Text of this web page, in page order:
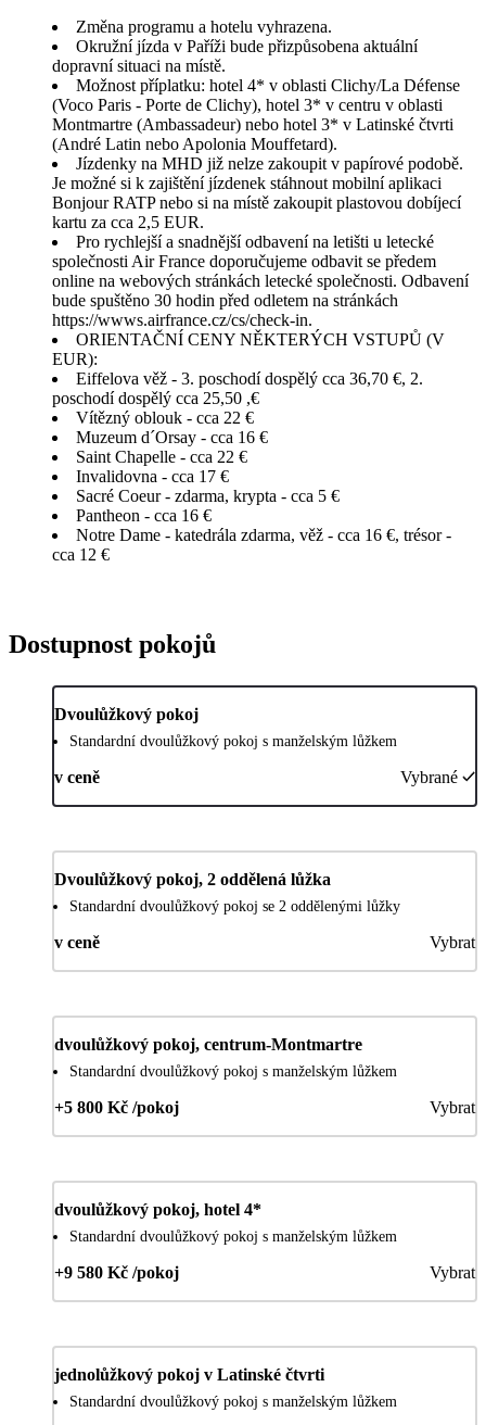
Změna programu a hotelu vyhrazena.
Okružní jízda v Paříži bude přizpůsobena aktuální
dopravní situaci na místě.
Možnost příplatku: hotel 4* v oblasti Clichy/La Défense
(Voco Paris - Porte de Clichy), hotel 3* v centru v oblasti
Montmartre (Ambassadeur) nebo hotel 3* v Latinské čtvrti
(André Latin nebo Apolonia Mouffetard).
Jízdenky na MHD již nelze zakoupit v papírové podobě.
Je možné si k zajištění jízdenek stáhnout mobilní aplikaci
Bonjour RATP nebo si na místě zakoupit plastovou dobíjecí
kartu za cca 2,5 EUR.
Pro rychlejší a snadnější odbavení na letišti u letecké
společnosti Air France doporučujeme odbavit se předem
online na webových stránkách letecké společnosti. Odbavení
bude spuštěno 30 hodin před odletem na stránkách
https://wwws.airfrance.cz/cs/check-in.
ORIENTAČNÍ CENY NĚKTERÝCH VSTUPŮ (V
EUR):
Eiffelova věž - 3. poschodí dospělý cca 36,70 €, 2.
poschodí dospělý cca 25,50 ,€
Vítězný oblouk - cca 22 €
Muzeum d´Orsay - cca 16 €
Saint Chapelle - cca 22 €
Invalidovna - cca 17 €
Sacré Coeur - zdarma, krypta - cca 5 €
Pantheon - cca 16 €
Notre Dame - katedrála zdarma, věž - cca 16 €, trésor -
cca 12 €
Dostupnost pokojů
Dvoulůžkový pokoj
Standardní dvoulůžkový pokoj s manželským lůžkem
v ceně Vybrané
Dvoulůžkový pokoj, 2 oddělená lůžka
Standardní dvoulůžkový pokoj se 2 oddělenými lůžky
v ceně Vybrat
dvoulůžkový pokoj, centrum-Montmartre
Standardní dvoulůžkový pokoj s manželským lůžkem
+5 800 Kč /pokoj Vybrat
dvoulůžkový pokoj, hotel 4*
Standardní dvoulůžkový pokoj s manželským lůžkem
+9 580 Kč /pokoj Vybrat
jednolůžkový pokoj v Latinské čtvrti
Standardní dvoulůžkový pokoj s manželským lůžkem